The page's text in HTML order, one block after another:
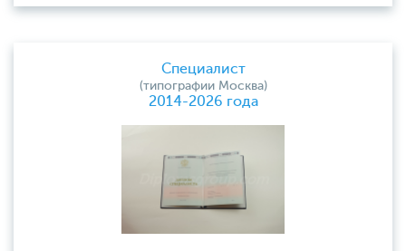
Специалист
(типографии Москва)
2014-2026 года